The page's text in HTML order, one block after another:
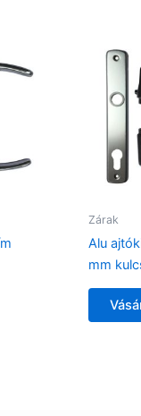
Zárak
Alu
mm